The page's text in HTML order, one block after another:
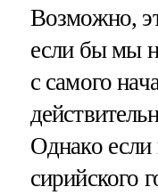
Возможно,
если бы мы
с самого
Однако если
сирийского